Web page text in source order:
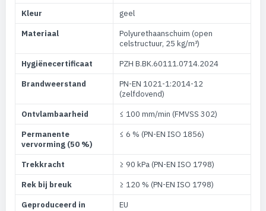
Kleur
geel
Materiaal
Polyurethaanschuim (open
celstructuur, 25 kg/m³)
Hygiënecertificaat
PZH B.BK.60111.0714.2024
Brandweerstand
PN-EN 1021-1:2014-12
(zelfdovend)
Ontvlambaarheid
≤ 100 mm/min (FMVSS 302)
Permanente
vervorming (50 %)
≤ 6 % (PN-EN ISO 1856)
Trekkracht
≥ 90 kPa (PN-EN ISO 1798)
Rek bij breuk
≥ 120 % (PN-EN ISO 1798)
Geproduceerd in
EU